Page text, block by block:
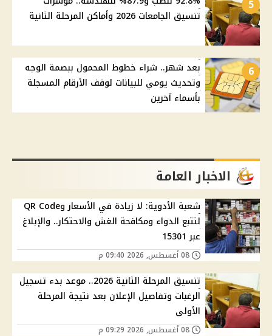
5
تنسيق الجامعات 2026 وأماكن المرحلة الثانية
6
بعد شهر.. شراء خطوط المحمول ببصمة الوجه
وتحديث يومي للبيانات لوقف الأرقام المسجلة
بأسماء آخرين
الاخبار العامة
شعبة الأدوية: لا زيادة في الأسعار وQR Code
لتتبع الدواء ومكافحة الغش والاحتكار.. والإبلاغ
عبر 15301
تنسيق المرحلة الثانية 2026.. موعد بدء تسجيل
الرغبات وتفاصيل الإعلان بعد نتيجة المرحلة
الأولى